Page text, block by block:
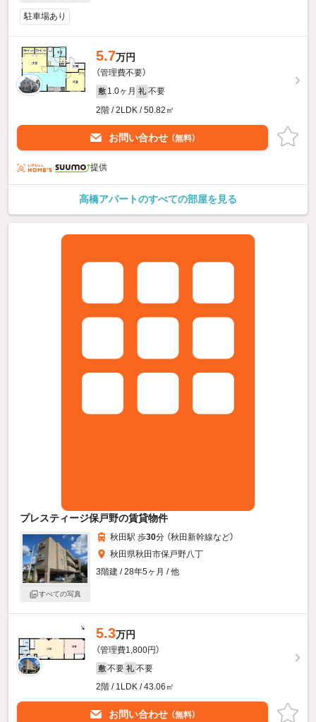
駐車場あり
5.7万円
（管理費不要）
敷 1.0ヶ月 礼 不要
2階 / 2LDK / 50.82㎡
お問い合わせ （無料）
提供
高橋アパートのすべての部屋を見る
プレスティージ保戸野の賃貸物件
すべての写真
秋田駅 歩30分 （秋田新幹線など）
秋田県秋田市保戸野八丁
3階建 / 28年5ヶ月 / 他
5.3万円
（管理費1,800円）
敷 不要 礼 不要
2階 / 1LDK / 43.06㎡
お問い合わせ （無料）